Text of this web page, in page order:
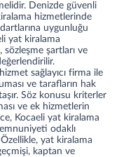
Denizde güvenli
hizmetlerinde
uygunluğu
yat kiralama
sözleşme şartları ve
sağlayıcı firma ile
ve tarafların hak
Söz konusu kriterler
ve ek hizmetlerin
Kocaeli yat kiralama
odaklı
yat kiralama
kaptan ve